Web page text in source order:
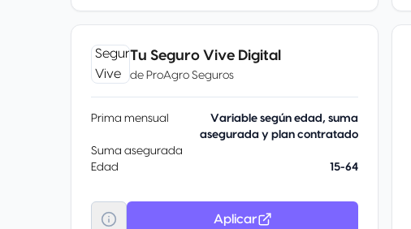
Tu Seguro Vive Digital
de ProAgro Seguros
Prima mensual
Variable según edad, suma
asegurada y plan contratado
Suma asegurada
Edad
15-64
Aplicar